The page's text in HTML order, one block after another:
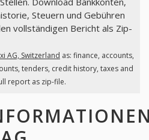
Steuern und Gebühren
vollständigen Bericht als Zip-
AG, Switzerland as: finance, accounts,
tenders, credit history, taxes and
report as zip-file.